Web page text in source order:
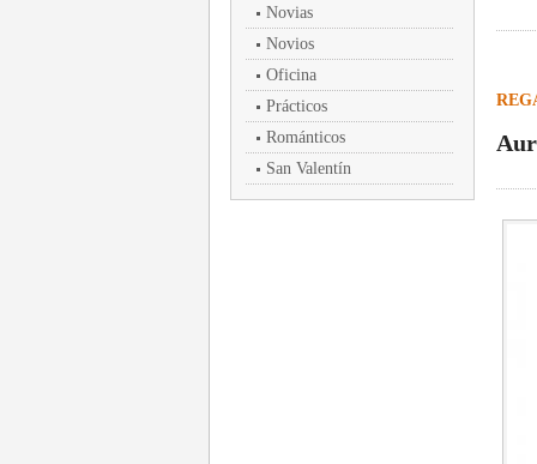
Novias
Novios
Oficina
Prácticos
Románticos
San Valentín